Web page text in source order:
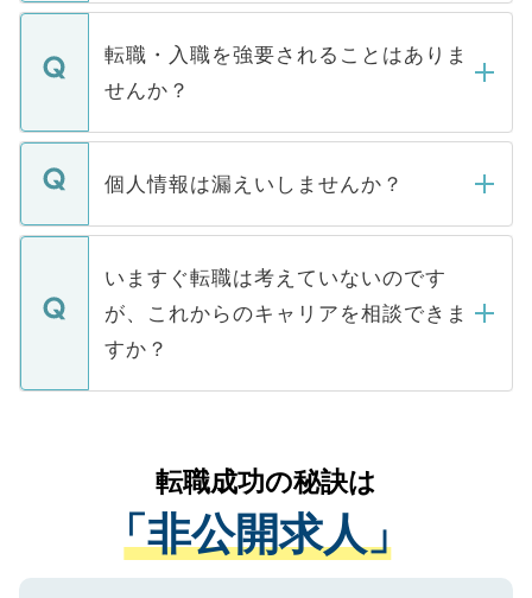
ます。通常、5営業日以内にはご連絡をせて
いただきますので、しばらくお待ちくださ
い。
マイナビDOCTORで取り扱っている求人の
うち約3割は、Webサイトからご覧いただ
けない「非公開求人」です。非公開求人は
下記の理由によって、一般には公開してい
ません。
■応募殺到を避けるため 人気のある医療機
関を公にしてしまうと、応募が殺到する場
に、医療機関が求める条件に合った人材の
みを人材紹介会社に依頼するケースが増え
ています。
転職・入職を強要されることはありま
せんか？
転職・入職を強要することは一切ありませ
ん。また、仮に応募先から内定をいただい
定を承諾する必要はありません。内定先へ
の辞退の連絡はキャリアパートナーが行い
ますので、ご安心ください。
個人情報は漏えいしませんか？
個人情報が漏えいすることはありませんの
で、ご安心ください。当サイトからの登録
などで収集したご登録者様の個人情報は、
ご本人のキャリアアップおよび転職活動の
支援を目的に使用いたします。お預かりし
ているすべての個人データはご本人の許可
は、個人情報の取り扱いについての厳密な
管理基準を満たした事業者のみに付与され
る、プライバシーマークを取得済みです。
ご登録いただいた個人情報は、SSL（デー
いますぐ転職は考えていないのです
が、これからのキャリアを相談できま
すか？
かがいして、現在の医療機関の状況や紹介
経験をまじえながら、適切なアドバイスを
させていただきます。すぐにご転職をされ
ない方には、長期的なサポートが可能です
ので、まずはご登録ください。
転職成功の秘訣は
「非公開求人」